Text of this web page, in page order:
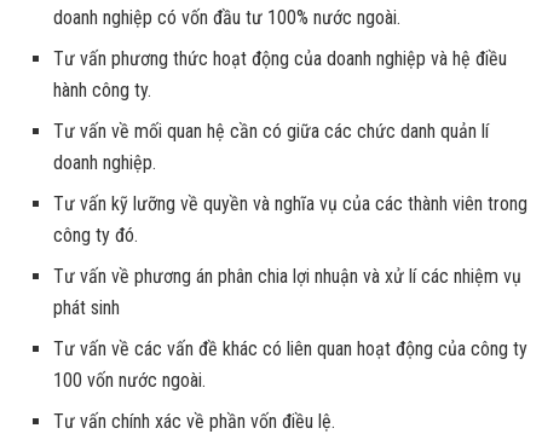
doanh nghiệp có vốn đầu tư 100% nước ngoài.
Tư vấn phương thức hoạt động của doanh nghiệp và hệ điều
hành công ty.
Tư vấn về mối quan hệ cần có giữa các chức danh quản lí
doanh nghiệp.
Tư vấn kỹ lưỡng về quyền và nghĩa vụ của các thành viên trong
công ty đó.
Tư vấn về phương án phân chia lợi nhuận và xử lí các nhiệm vụ
phát sinh
Tư vấn về các vấn đề khác có liên quan hoạt động của công ty
100 vốn nước ngoài.
Tư vấn chính xác về phần vốn điều lệ.